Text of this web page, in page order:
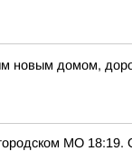
новым домом,
МО 18:19.